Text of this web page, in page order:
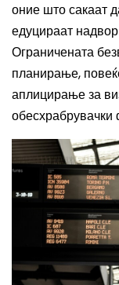
оние што сакаат
едуцираат
Ограничената
планирање,
аплицирање за
обесхрабрувачки